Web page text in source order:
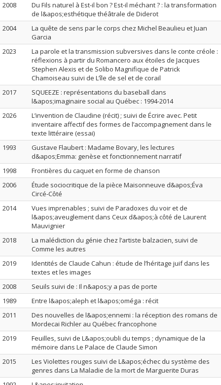
2008
Du Fils naturel à Est-il bon ? Est-il méchant ? : la transformation
de l&apos;esthétique théâtrale de Diderot
2004
La quête de sens par le corps chez Michel Beaulieu et Juan
Garcia
2023
La parole et la transmission subversives dans le conte créole :
réflexions à partir du Romancero aux étoiles de Jacques
Stephen Alexis et de Solibo Magnifique de Patrick
Chamoiseau suivi de L’île de sel et de corail
2017
SQUEEZE : représentations du baseball dans
l&apos;imaginaire social au Québec : 1994-2014
2026
L’invention de Claudine (récit) ; suivi de Écrire avec. Petit
inventaire affectif des formes de l’accompagnement dans le
texte littéraire (essai)
1993
Gustave Flaubert : Madame Bovary, les lectures
d&apos;Emma: genèse et fonctionnement narratif
1998
Frontières du caquet en forme de chanson
2006
Étude sociocritique de la pièce Maisonneuve d&apos;Éva
Circé-Côté
2014
Vues imprenables ; suivi de Paradoxes du voir et de
l&apos;aveuglement dans Ceux d&apos;à côté de Laurent
Mauvignier
2018
La malédiction du génie chez l’artiste balzacien, suivi de
Comme les autres
2019
Identités de Claude Cahun : étude de l’héritage juif dans les
textes et les images
2008
Seuils suivi de : Il n&apos;y a pas de porte
1989
Entre l&apos;aleph et l&apos;oméga : récit
2011
Des nouvelles de l&apos;ennemi : la réception des romans de
Mordecai Richler au Québec francophone
2019
Feuilles, suivi de L&apos;oubli du temps ; dynamique de la
mémoire dans Le Palace de Claude Simon
2015
Les Violettes rouges suivi de L&apos;échec du système des
genres dans La Maladie de la mort de Marguerite Duras